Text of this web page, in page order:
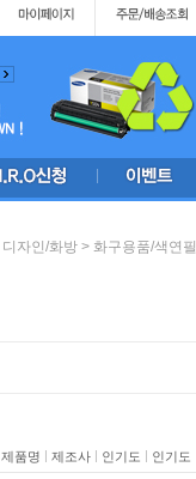
디자인/화방 > 화구용품/색연필
제품명 | 제조사 | 인기도 | 인기도